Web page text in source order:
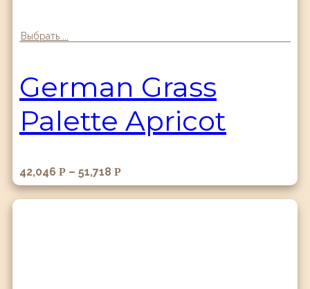
Выбрать ...
German Grass
Palette Apricot
42,046 Р – 51,718 Р